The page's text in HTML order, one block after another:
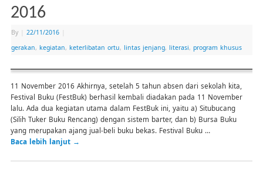
2016
By 22/11/2016
gerakan, kegiatan, keterlibatan ortu, lintas jenjang, literasi, program khusus
11 November 2016 Akhirnya, setelah 5 tahun absen dari sekolah kita,
Festival Buku (FestBuk) berhasil kembali diadakan pada 11 November
lalu. Ada dua kegiatan utama dalam FestBuk ini, yaitu a) Situbucang
(Silih Tuker Buku Rencang) dengan sistem barter, dan b) Bursa Buku
yang merupakan ajang jual-beli buku bekas. Festival Buku …
Baca lebih lanjut →